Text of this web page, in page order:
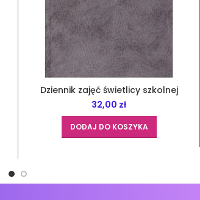
Dziennik zajęć świetlicy szkolnej
32,00 zł
DODAJ DO KOSZYKA